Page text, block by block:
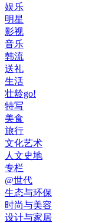
娱乐
明星
影视
音乐
韩流
送礼
生活
壮龄go!
特写
美食
旅行
文化艺术
人文史地
专栏
@世代
生态与环保
时尚与美容
设计与家居